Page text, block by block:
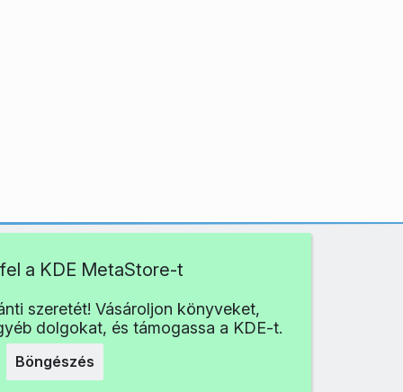
a KDE MetaStore-t
szeretét! Vásároljon könyveket,
dolgokat, és támogassa a KDE-t.
Böngészés